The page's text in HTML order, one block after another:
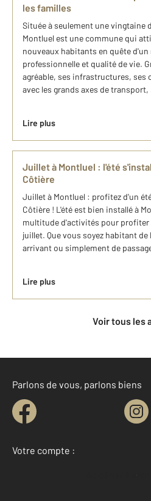
les familles
Située à seulement une vingtaine
Montluel est une commune qui
nouveaux habitants en quête
professionnelle et qualité de vie.
agréable, ses infrastructures, ses
avec les grands axes de transport,
Lire plus
Juillet à Montluel : l'été
Côtière
Juillet à Montluel : profitez d'un
Côtière ! L'été est bien installé à
multitude d'activités pour profiter
juillet. Que vous soyez habitant
arrivant ou simplement de
Lire plus
Voir tous
Parlons de vous, parlons biens
Votre compte :
Accéder à